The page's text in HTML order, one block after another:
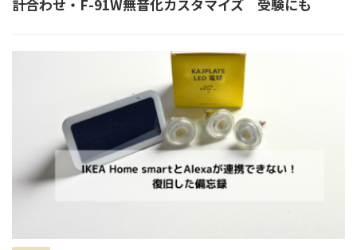
計合わせ・F-91W無音化カスタマイズ 受験にも